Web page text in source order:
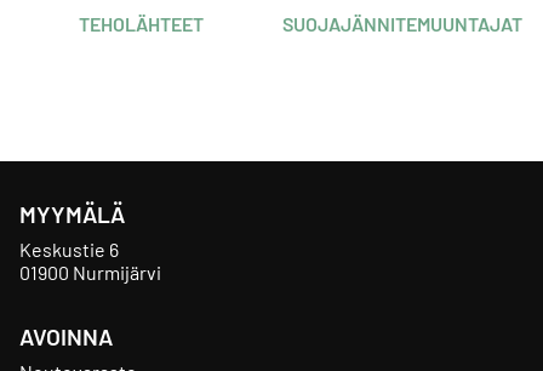
TEHOLÄHTEET SUOJAJÄNNITEMUUNTAJAT
MYYMÄLÄ
Keskustie 6
01900 Nurmijärvi
AVOINNA